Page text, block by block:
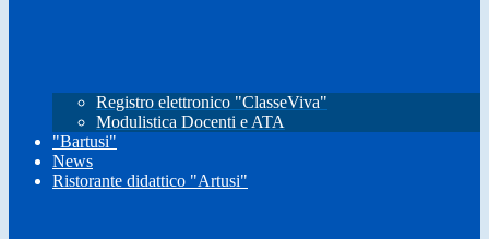
Registro elettronico "ClasseViva"
Modulistica Docenti e ATA
"Bartusi"
News
Ristorante didattico "Artusi"